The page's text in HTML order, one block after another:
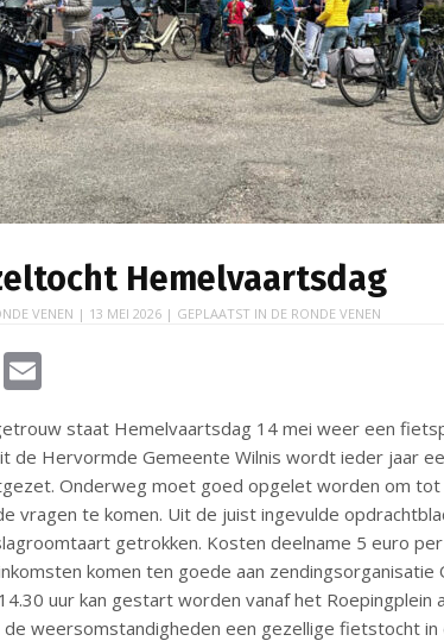
Hemelvaartsdag
VENEN | 13 MEI 2026 | GEPLAATST IN DE RONDE VENEN
W
h
p
ai
l
staat Hemelvaartsdag 14 mei weer een
de Hervormde Gemeente Wilnis wordt ieder jaar
Onderweg moet goed opgelet worden om
vragen te komen. Uit de juist ingevulde
getrokken. Kosten deelname 5 euro
komen ten goede aan zendingsorganisatie
uur kan gestart worden vanaf het Roepingplein
de weersomstandigheden een gezellige fietstocht in